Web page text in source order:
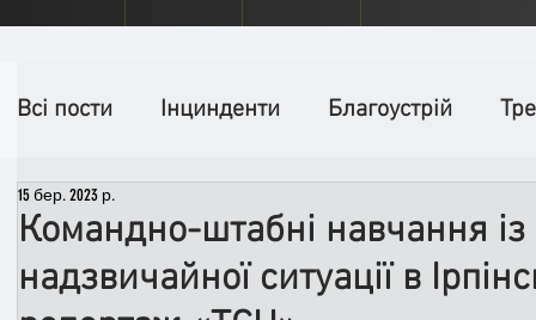
Всі пости Інцинденти Благоустрій
День народження
Спільні заходи Надзвичайні заходи
Командно-штабні навчання
надзвичайної ситуації в
15 бер. 2023 р.